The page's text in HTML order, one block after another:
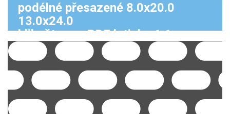
podélné přesazené 8.0x20.0
13.0x24.0
klikněte pro PDF k tisku 1:1